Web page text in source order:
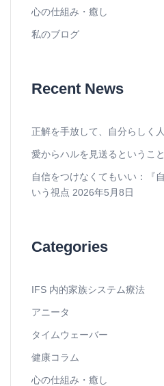
心の仕組み・癒し
私のブログ
Recent News
正解を手放して、自分らしく
愛からハルを見送るということ
自信をつけなくてもいい：『
いう視点 2026年5月8日
Categories
IFS 内的家族システム療法
アニータ
タイムウェーバー
健康コラム
心の仕組み・癒し